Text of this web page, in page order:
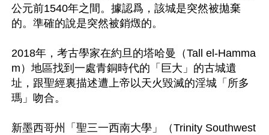
公元前1540年之間。據認爲，該城是突然被拋棄
的。準確的說是突然被銷燬的。
2018年，考古學家在約旦的塔哈曼（Tall el-Hamma
m）地區找到一處青銅時代的「巨大」的古城遺
址，跟聖經裏描述遭上帝以天火毀滅的淫城「所多
瑪」吻合。
新墨西哥州「聖三一西南大學」（Trinity Southwest